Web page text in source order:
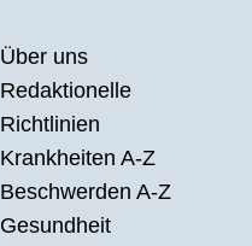
Über uns
Redaktionelle
Richtlinien
Krankheiten A-Z
Beschwerden A-Z
Gesundheit